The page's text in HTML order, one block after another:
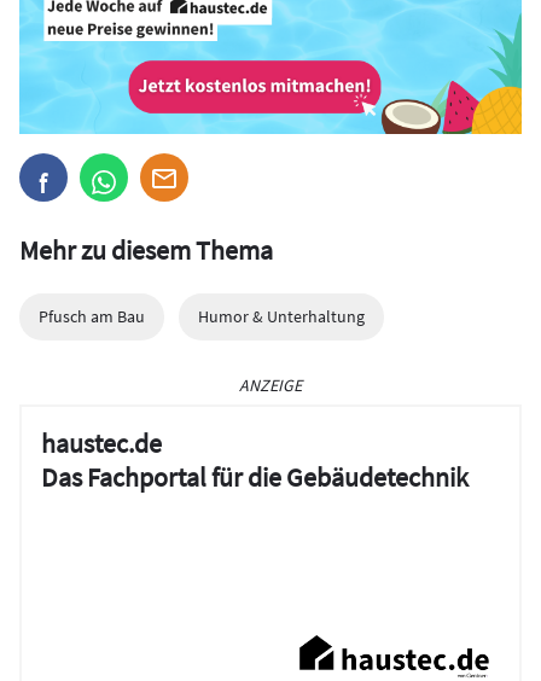
Mehr zu diesem Thema
Pfusch am Bau Humor & Unterhaltung
ANZEIGE
haustec.de
Das Fachportal für die Gebäudetechnik